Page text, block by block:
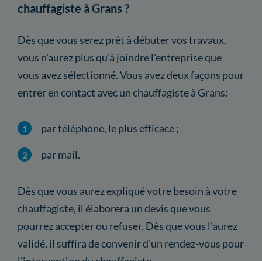
chauffagiste à Grans ?
Dès que vous serez prêt à débuter vos travaux,
vous n'aurez plus qu'à joindre l'entreprise que
vous avez sélectionné. Vous avez deux façons pour
entrer en contact avec un chauffagiste à Grans:
par téléphone, le plus efficace ;
par mail.
Dès que vous aurez expliqué votre besoin à votre
chauffagiste, il élaborera un devis que vous
pourrez accepter ou refuser. Dès que vous l'aurez
validé, il suffira de convenir d'un rendez-vous pour